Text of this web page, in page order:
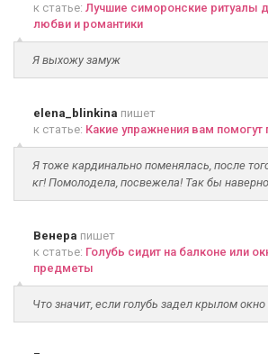
к статье: Лучшие симоронские ритуалы
любви и романтики
Я выхожу замуж
elena_blinkina пишет
к статье: Какие упражнения вам помогут
Я тоже кардинально поменялась, после
кг! Помолодела, посвежела! Так бы
Венера пишет
к статье: Голубь сидит на балконе или
предметы
Что значит, если голубь задел крылом окно